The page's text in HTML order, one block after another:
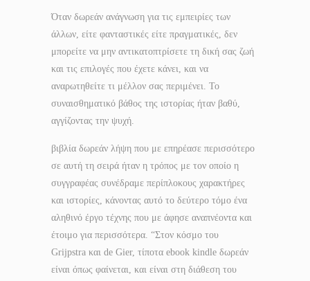
Όταν δωρεάν ανάγνωση για τις εμπειρίες των
άλλων, είτε φανταστικές είτε πραγματικές, δεν
μπορείτε να μην αντικατοπτρίσετε τη δική σας ζωή
και τις επιλογές που έχετε κάνει, και να
αναρωτηθείτε τι μέλλον σας περιμένει. Το
συναισθηματικό βάθος της ιστορίας ήταν βαθύ,
αγγίζοντας την ψυχή.
βιβλία δωρεάν λήψη που με επηρέασε περισσότερο
σε αυτή τη σειρά ήταν η τρόπος με τον οποίο η
συγγραφέας συνέδραμε περίπλοκους χαρακτήρες
και ιστορίες, κάνοντας αυτό το δεύτερο τόμο ένα
αληθινό έργο τέχνης που με άφησε αναπνέοντα και
έτοιμο για περισσότερα. “Στον κόσμο του
Grijpstra και de Gier, τίποτα ebook kindle δωρεάν
είναι όπως φαίνεται, και είναι στη διάθεση του